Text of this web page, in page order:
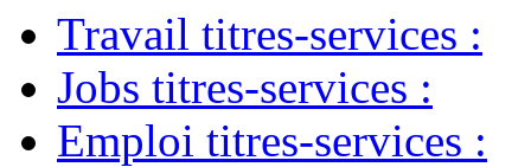
Travail titres-services :
Jobs titres-services :
Emploi titres-services :